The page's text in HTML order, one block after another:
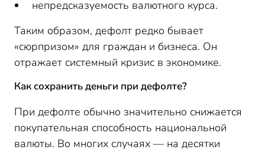
непредсказуемость валютного курса.
Таким образом, дефолт редко бывает
«сюрпризом» для граждан и бизнеса. Он
отражает системный кризис в экономике.
Как сохранить деньги при дефолте?
При дефолте обычно значительно снижается
покупательная способность национальной
валюты. Во многих случаях — на десятки